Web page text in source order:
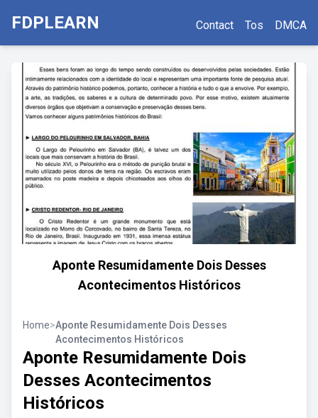
FDPLEARN Contact Tos DMCA
Aponte Resumidamente Dois Desses
Acontecimentos Históricos
Home>Aponte Resumidamente Dois Desses
Acontecimentos Históricos
Aponte Resumidamente Dois
Desses Acontecimentos
Históricos